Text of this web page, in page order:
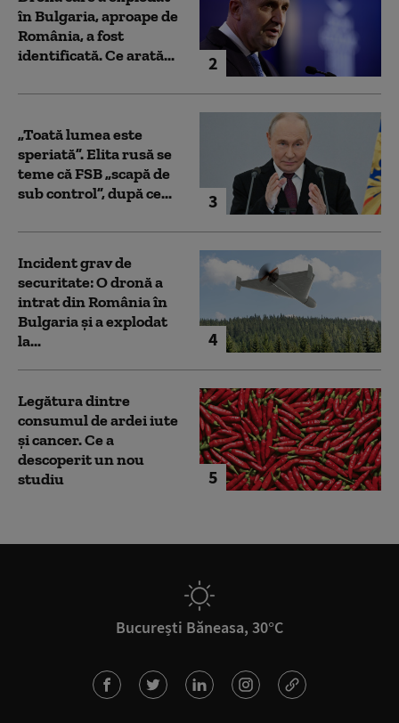
2
în Bulgaria, aproape de
România, a fost
identificată. Ce arată...
3
„Toată lumea este
speriată”. Elita rusă se
teme că FSB „scapă de
sub control”, după ce...
4
Incident grav de
securitate: O dronă a
intrat din România în
Bulgaria şi a explodat
la...
5
Legătura dintre
consumul de ardei iute
și cancer. Ce a
descoperit un nou
studiu
București Băneasa, 30°C